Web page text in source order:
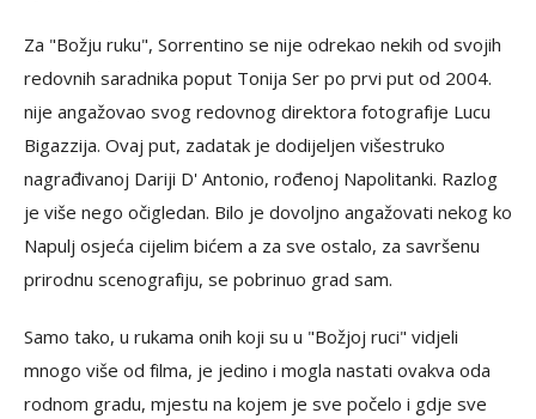
Za "Božju ruku", Sorrentino se nije odrekao nekih od svojih
redovnih saradnika poput Tonija Ser po prvi put od 2004.
nije angažovao svog redovnog direktora fotografije Lucu
Bigazzija. Ovaj put, zadatak je dodijeljen višestruko
nagrađivanoj Dariji D' Antonio, rođenoj Napolitanki. Razlog
je više nego očigledan. Bilo je dovoljno angažovati nekog ko
Napulj osjeća cijelim bićem a za sve ostalo, za savršenu
prirodnu scenografiju, se pobrinuo grad sam.
Samo tako, u rukama onih koji su u "Božjoj ruci" vidjeli
mnogo više od filma, je jedino i mogla nastati ovakva oda
rodnom gradu, mjestu na kojem je sve počelo i gdje sve